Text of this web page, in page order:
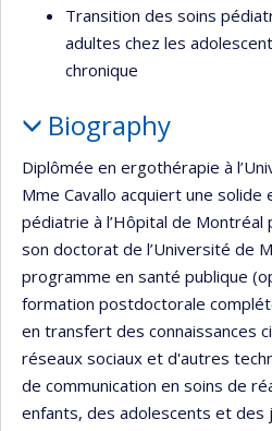
Transition des soins
adultes chez les
chronique
Biography
Diplômée en ergothérapie à
Mme Cavallo acquiert une solide
pédiatrie à l’Hôpital de
son doctorat de l’Université de
programme en santé publique
formation postdoctorale
en transfert des connaissances
réseaux sociaux et d'autres
de communication en soins de
enfants, des adolescents et des